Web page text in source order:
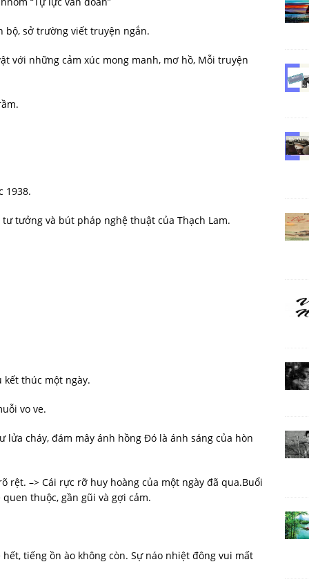
bộ, sở trường viết truyện ngắn.
với những cảm xúc mong manh, mơ hồ, Mỗi truyện
1938.
tưởng và bút pháp nghệ thuật của Thạch Lam.
thúc một ngày.
vo ve.
lửa cháy, đám mây ánh hồng Đó là ánh sáng của hòn
rệt. –> Cái rực rỡ huy hoàng của một ngày đã qua.Buổi
thuộc, gần gũi và gợi cảm.
tiếng ồn ào không còn. Sự náo nhiệt đông vui mất